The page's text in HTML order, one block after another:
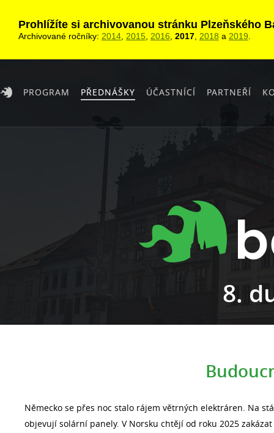
Prohlížíte si archivovanou stránku Plzeňského
Archivované ročníky: 2014 2015 2016 2017 2018 a 2019
PROGRAM PŘEDNÁŠKY ÚČASTNÍCÍ PARTNEŘÍ
8.
Německo se přes noc stalo rájem větrných elektráren. Na
objevují solární panely. V Norsku chtějí od roku 2025